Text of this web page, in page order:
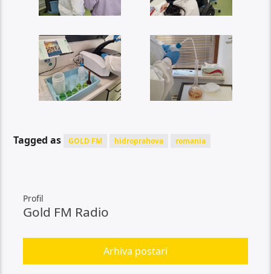
Tagged as GOLD FM hidroprahova romania
Profil
Gold FM Radio
Arhiva postari